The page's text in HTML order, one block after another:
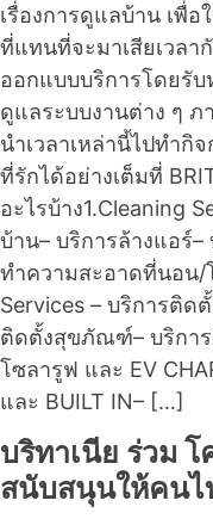
เรื่องการดูแลบ้าน เพื่
ที่แทนที่จะมาเสียเวลา
ออกแบบบริการโดยรั
ดูแลระบบงานต่าง ๆ
นำเวลาเหล่านี้ไปทำกิ
ที่รักได้อย่างเต็มที่
อะไรบ้าง1.Cleaning
บ้าน– บริการล้างแอร์–
ทำความสะอาดที่นอน/
Services – บริการติด
ติดตั้งสุขภัณฑ์– บริกา
โซลารูฟ และ EV
และ BUILT IN– […]
บริทาเนีย ร่วม
สนับสนุนให้คน